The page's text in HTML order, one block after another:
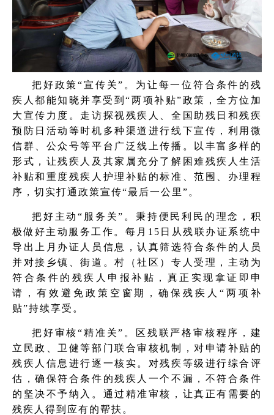
把好政策“宣传关”。为让每一位符合条件的残
疾人都能知晓并享受到“两项补贴”政策，全方位加
大宣传力度。走访探视残疾人、全国助残日和残疾
预防日活动等时机多种渠道进行线下宣传，利用微
信群、公众号等平台广泛线上传播。以丰富多样的
形式，让残疾人及其家属充分了解困难残疾人生活
补贴和重度残疾人护理补贴的标准、范围、办理程
序，切实打通政策宣传“最后一公里”。
把好主动“服务关”。秉持便民利民的理念，积
极做好主动服务工作。每月15日从残联办证系统中
导出上月办证人员信息，认真筛选符合条件的人员
并对接乡镇、街道。村（社区）专人受理，主动为
符合条件的残疾人申报补贴，真正实现拿证即申
请，有效避免政策空窗期，确保残疾人“两项补
贴”持续享受。
把好审核“精准关”。区残联严格审核程序，建
立民政、卫健等部门联合审核机制，对申请补贴的
残疾人信息进行逐一核实。对残疾等级进行综合评
估，确保符合条件的残疾人一个不漏，不符合条件
的坚决不予纳入。通过精准审核，让真正有需要的
残疾人得到应有的帮扶。